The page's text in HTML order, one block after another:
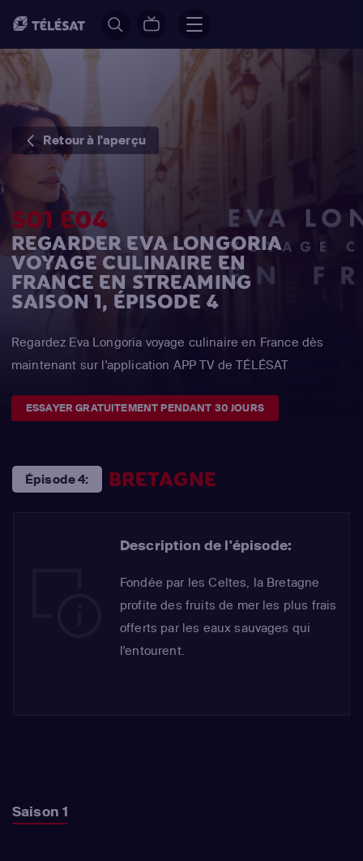
Retour à l'aperçu
S01 E04
REGARDER EVA LONGORIA
VOYAGE CULINAIRE EN
FRANCE EN STREAMING
SAISON 1, ÉPISODE 4
Regardez Eva Longoria voyage culinaire en France dès
maintenant sur l'application APP TV de TÉLÉSAT
ESSAYER GRATUITEMENT PENDANT 30 JOURS
Épisode 4: BRETAGNE
Description de l'épisode:
Fondée par les Celtes, la Bretagne
profite des fruits de mer les plus frais
offerts par les eaux sauvages qui
l'entourent.
Saison 1